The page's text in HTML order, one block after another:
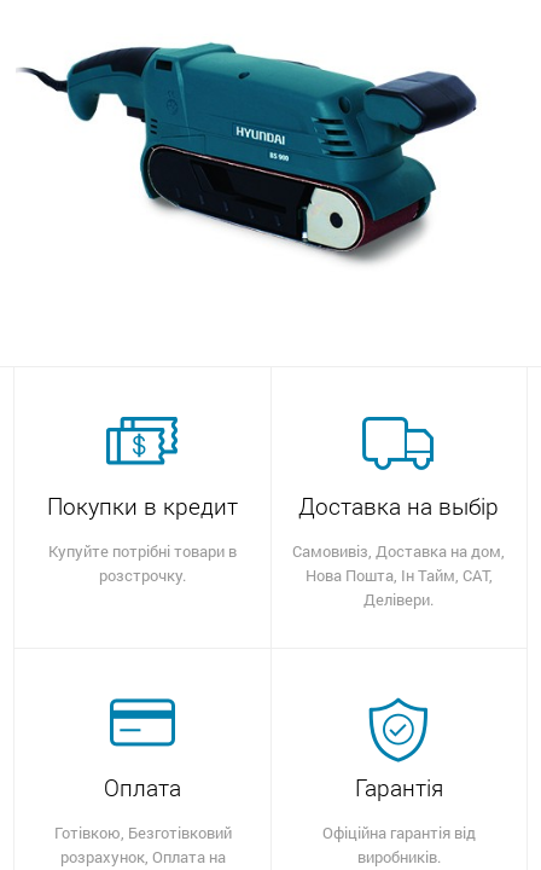
Покупки в кредит
Купуйте потрібні товари в
розстрочку.
Доставка на выбір
Самовивіз, Доставка на дом,
Нова Пошта, Ін Тайм, САТ,
Делівери.
Оплата
Готівкою, Безготівковий
розрахунок, Оплата на
Гарантія
Офіційна гарантія від
виробників.